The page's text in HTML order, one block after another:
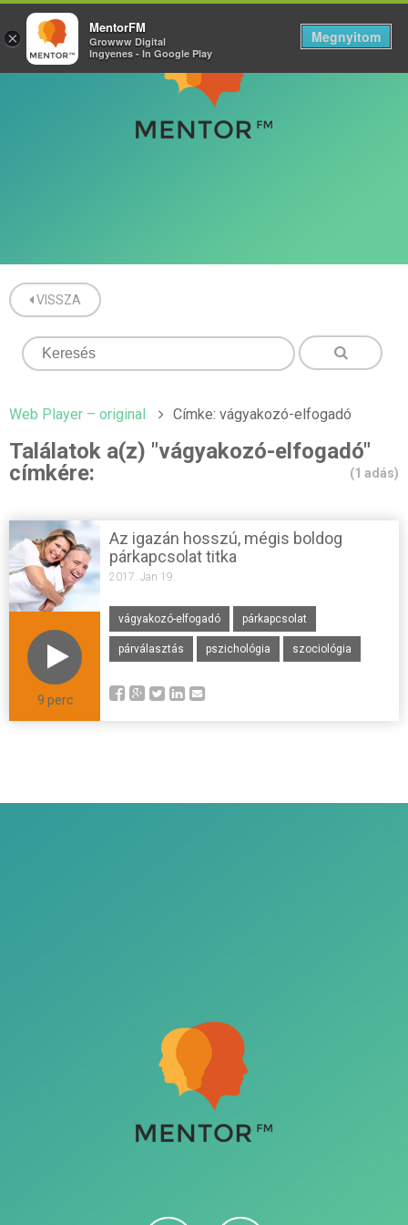
VISSZA
Web Player – original Címke: vágyakozó-elfogadó
Találatok a(z) "vágyakozó-elfogadó"
címkére:
(1 adás)
9 perc
Az igazán hosszú, mégis boldog
párkapcsolat titka
2017. Jan 19.
vágyakozó-elfogadó párkapcsolat
párválasztás pszichológia szociológia
×
MentorFM
Growww Digital
Ingyenes - In Google Play
Megnyitom